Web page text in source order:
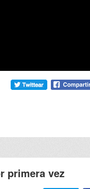
primera vez